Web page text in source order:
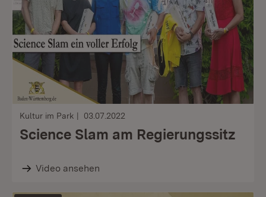
Kultur im Park 03.07.2022
Science Slam am Regierungssitz
Video ansehen